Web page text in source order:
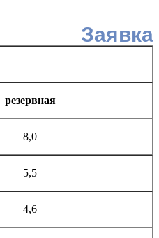
резервная
8,0
5,5
4,6
Заявка